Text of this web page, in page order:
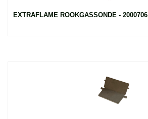
EXTRAFLAME ROOKGASSONDE - 2000706